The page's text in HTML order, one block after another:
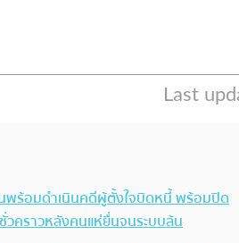
นพร้อมดำเนินคดีผู้ตั้งใจบิดหนี้ พร้อมปิด
วคราวหลังคนแห่ยื่นจนระบบล้น